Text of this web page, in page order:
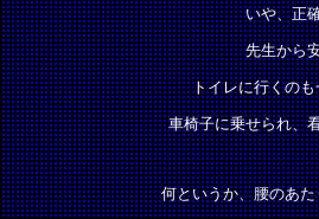
いや、正
先生から
トイレに行くの
車椅子に乗せられ、
何というか、腰のあ